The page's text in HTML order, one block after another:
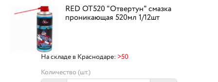
RED OT520 "Отвертун" смазка
проникающая 520мл 1/12шт
На складе в Краснодаре: >50
Количество (шт.)